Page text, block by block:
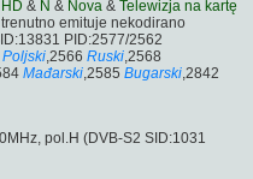
& N & Nova & Telewizja na kartę
emituje nekodirano
PID:2577/2562
Poljski,2566 Ruski,2568
Mađarski,2585 Bugarski,2842
pol.H (DVB-S2 SID:1031